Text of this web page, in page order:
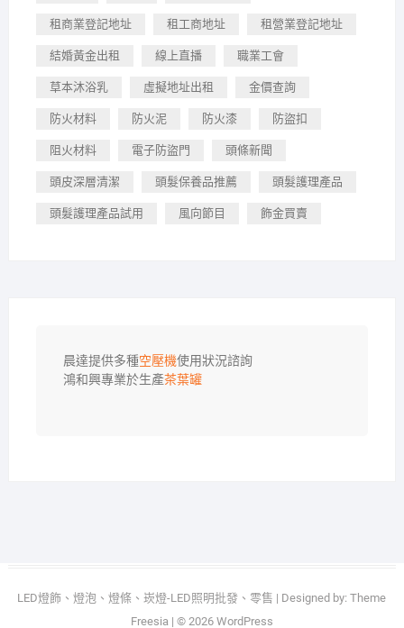
租商業登記地址 租工商地址 租營業登記地址
結婚黃金出租 線上直播 職業工會
草本沐浴乳 虛擬地址出租 金價查詢
防火材料 防火泥 防火漆 防盜扣
阻火材料 電子防盜門 頭條新聞
頭皮深層清潔 頭髮保養品推薦 頭髮護理產品
頭髮護理產品試用 風向節目 飾金買賣
晨達提供多種空壓機使用狀況諮詢
鴻和興專業於生產茶葉罐
LED燈飾、燈泡、燈條、崁燈-LED照明批發、零售 | Designed by:Theme
Freesia| © 2026 WordPress